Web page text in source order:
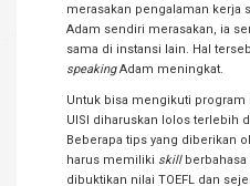
merasakan pengalaman kerja
Adam sendiri merasakan, ia
sama di instansi lain. Hal
speakingAdam meningkat.
Untuk bisa mengikuti program
UISI diharuskan lolos terlebih
Beberapa tips yang diberikan
harus memiliki skill
dibuktikan nilai TOEFL dan